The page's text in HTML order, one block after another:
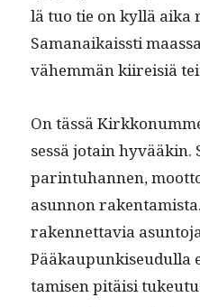
lä tuo tie on kyl­lä aika
Samanaikaissti
vähem­män kiireisiä
On tässä
sessä jotain hyvääkin.
par­in­tuhan­nen,
asun­non
raken­net­tavia
Pääkaupunkiseudul­la
tamisen pitäisi